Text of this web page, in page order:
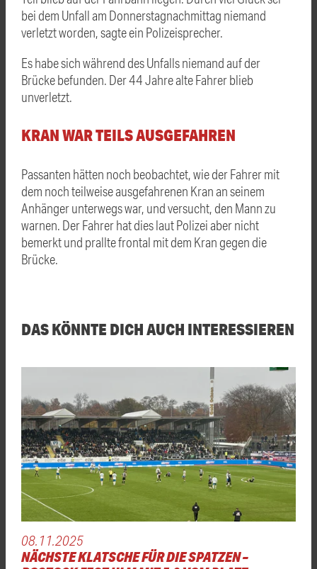
bei dem Unfall am Donnerstagnachmittag niemand
verletzt worden, sagte ein Polizeisprecher.
Es habe sich während des Unfalls niemand auf der
Brücke befunden. Der 44 Jahre alte Fahrer blieb
unverletzt.
KRAN WAR TEILS AUSGEFAHREN
Passanten hätten noch beobachtet, wie der Fahrer mit
dem noch teilweise ausgefahrenen Kran an seinem
Anhänger unterwegs war, und versucht, den Mann zu
warnen. Der Fahrer hat dies laut Polizei aber nicht
bemerkt und prallte frontal mit dem Kran gegen die
Brücke.
DAS KÖNNTE DICH AUCH INTERESSIEREN
08.11.2025
NÄCHSTE KLATSCHE FÜR DIE SPATZEN –